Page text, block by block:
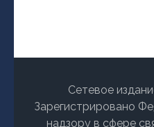
Сетевое
Зарегистрировано
надзору в сфере